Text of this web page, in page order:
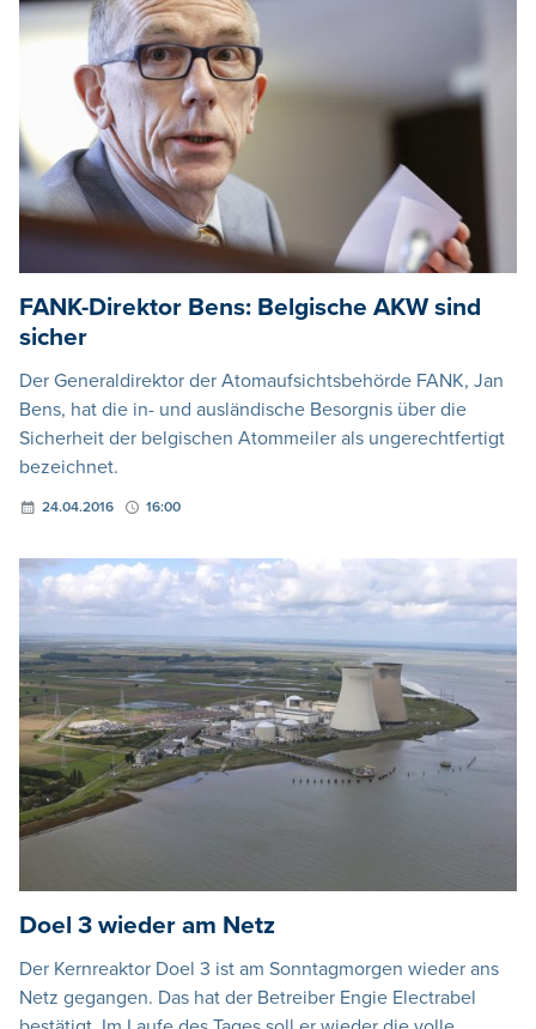
FANK-Direktor Bens: Belgische AKW sind
sicher
Der Generaldirektor der Atomaufsichtsbehörde FANK, Jan
Bens, hat die in- und ausländische Besorgnis über die
Sicherheit der belgischen Atommeiler als ungerechtfertigt
bezeichnet.
24.04.2016 16:00
Doel 3 wieder am Netz
Der Kernreaktor Doel 3 ist am Sonntagmorgen wieder ans
Netz gegangen. Das hat der Betreiber Engie Electrabel